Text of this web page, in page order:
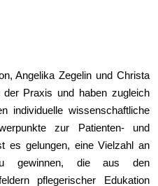
Angelika Zegelin und Christa
Praxis und haben zugleich
individuelle wissenschaftliche
zur Patienten- und
es gelungen, eine Vielzahl an
gewinnen, die aus den
pflegerischer Edukation